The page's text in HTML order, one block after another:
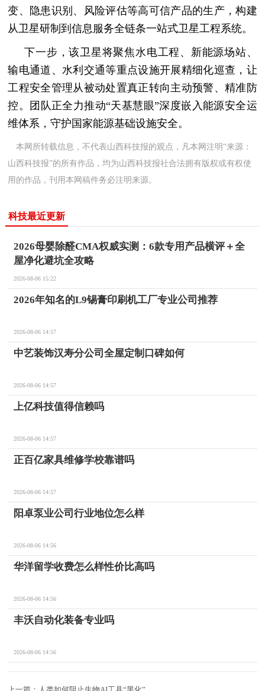
变、隐患识别、风险评估等高可信产品的生产，构建
从卫星研制到信息服务全链条一站式卫星工程系统。
下一步，该卫星将聚焦水电工程、新能源场站、
输电通道、水利交通等重点设施开展精细化巡查，让
工程安全管理从被动处置真正转向主动预警、精准防
控。团队正全力推动“天基慧眼”深度嵌入能源安全运
维体系，守护国家能源基础设施安全。
本网所转载信息，不代表山西科技报的观点，凡本网注明“来源：
山西科技报”的所有作品，均为山西科技报社合法拥有版权或有权使
用的作品，刊用本网稿件务必注明来源。
科技最近更新
2026母婴除醛CMA权威实测：6款专用产品横评＋全
屋净化避坑全攻略
2026-08-06 15:22
2026年知名的L9锡膏印刷机工厂专业公司推荐
2026-08-06 14:57
中艺装饰汉寿分公司全屋定制口碑如何
2026-08-06 14:57
上亿科技值得信赖吗
2026-08-06 14:57
正百亿家具维修学校靠谱吗
2026-08-06 14:57
阳卓泵业公司行业地位怎么样
2026-08-06 14:56
华洋留学收费怎么样性价比高吗
2026-08-06 14:56
丰沃自动化装备专业吗
2026-08-06 14:56